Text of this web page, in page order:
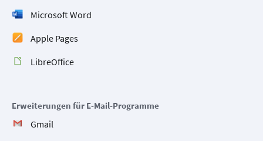
Microsoft Word
Apple Pages
LibreOffice
Erweiterungen für E-Mail-Programme
Gmail